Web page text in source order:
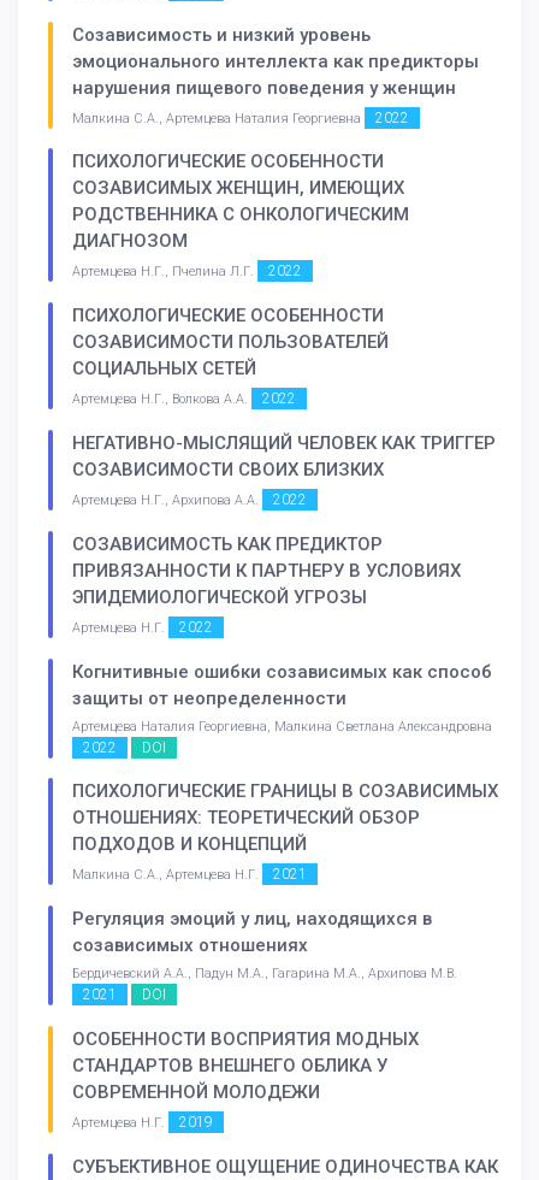
Созависимость и низкий уровень
эмоционального интеллекта как предикторы
нарушения пищевого поведения у женщин
Малкина С.А., Артемцева Наталия Георгиевна 2022
ПСИХОЛОГИЧЕСКИЕ ОСОБЕННОСТИ
СОЗАВИСИМЫХ ЖЕНЩИН, ИМЕЮЩИХ
РОДСТВЕННИКА С ОНКОЛОГИЧЕСКИМ
ДИАГНОЗОМ
Артемцева Н.Г., Пчелина Л.Г. 2022
ПСИХОЛОГИЧЕСКИЕ ОСОБЕННОСТИ
СОЗАВИСИМОСТИ ПОЛЬЗОВАТЕЛЕЙ
СОЦИАЛЬНЫХ СЕТЕЙ
Артемцева Н.Г., Волкова А.А. 2022
НЕГАТИВНО-МЫСЛЯЩИЙ ЧЕЛОВЕК КАК ТРИГГЕР
СОЗАВИСИМОСТИ СВОИХ БЛИЗКИХ
Артемцева Н.Г., Архипова А.А. 2022
СОЗАВИСИМОСТЬ КАК ПРЕДИКТОР
ПРИВЯЗАННОСТИ К ПАРТНЕРУ В УСЛОВИЯХ
ЭПИДЕМИОЛОГИЧЕСКОЙ УГРОЗЫ
Артемцева Н.Г. 2022
Когнитивные ошибки созависимых как способ
защиты от неопределенности
Артемцева Наталия Георгиевна, Малкина Светлана Александровна
2022 DOI
ПСИХОЛОГИЧЕСКИЕ ГРАНИЦЫ В СОЗАВИСИМЫХ
ОТНОШЕНИЯХ: ТЕОРЕТИЧЕСКИЙ ОБЗОР
ПОДХОДОВ И КОНЦЕПЦИЙ
Малкина С.А., Артемцева Н.Г. 2021
Регуляция эмоций у лиц, находящихся в
созависимых отношениях
Бердичевский А.А., Падун М.А., Гагарина М.А., Архипова М.В.
2021 DOI
ОСОБЕННОСТИ ВОСПРИЯТИЯ МОДНЫХ
СТАНДАРТОВ ВНЕШНЕГО ОБЛИКА У
СОВРЕМЕННОЙ МОЛОДЕЖИ
Артемцева Н.Г. 2019
СУБЪЕКТИВНОЕ ОЩУЩЕНИЕ ОДИНОЧЕСТВА КАК